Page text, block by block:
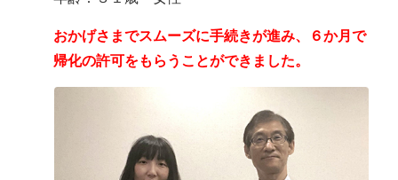
おかげさまでスムーズに手続きが進み、６か月で
帰化の許可をもらうことができました。